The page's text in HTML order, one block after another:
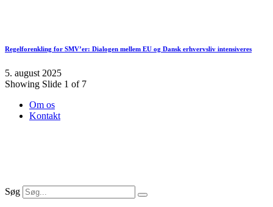
Regelforenkling for SMV’er: Dialogen mellem EU og Dansk erhvervsliv intensiveres
5. august 2025
Showing Slide 1 of 7
Om os
Kontakt
Søg